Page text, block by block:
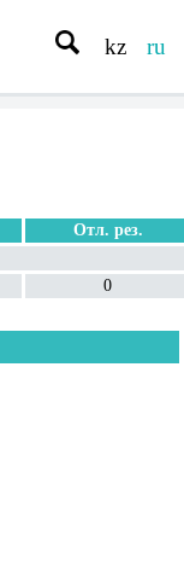
kz ru
Отл. рез.
0